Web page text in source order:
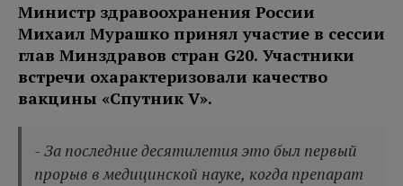
Министр здравоохранения России
Михаил Мурашко принял участие в сессии
глав Минздравов стран G20. Участники
встречи охарактеризовали качество
вакцины «Спутник V».
- За последние десятилетия это был первый
прорыв в медицинской науке, когда препарат